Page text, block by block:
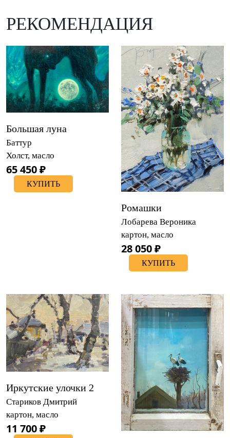
РЕКОМЕНДАЦИЯ
Большая луна
Баттур
Холст, масло
65 450 ₽
КУПИТЬ
Ромашки
Лобарева Вероника
картон, масло
28 050 ₽
КУПИТЬ
Иркутские улочки 2
Стариков Дмитрий
картон, масло
11 700 ₽